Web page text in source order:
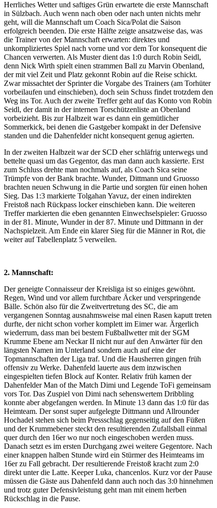
Herrliches Wetter und saftiges Grün erwartete die erste Mannschaft
in Sülzbach. Auch wenn nach oben oder nach unten nichts mehr
geht, will die Mannschaft um Coach Sica/Polat die Saison
erfolgreich beenden. Die erste Hälfte zeigte ansatzweise das, was
die Trainer von der Mannschaft erwarten: direktes und
unkompliziertes Spiel nach vorne und vor dem Tor konsequent die
Chancen verwerten. Als Muster dient das 1:0 durch Robin Seidl,
denn Nick Wirth spielt einen strammen Ball zu Marvin Obenland,
der mit viel Zeit und Platz gekonnt Robin auf die Reise schickt.
Zwar missachtet der Sprinter die Vorgabe des Trainers (am Torhüter
vorbeilaufen und einschieben), doch sein Schuss findet trotzdem den
Weg ins Tor. Auch der zweite Treffer geht auf das Konto von Robin
Seidl, der damit in der internen Torschützenliste an Obenland
vorbeizieht. Bis zur Halbzeit war es dann ein gemütlicher
Sommerkick, bei denen die Gastgeber kompakt in der Defensive
standen und die Dahenfelder nicht konsequent genug agierten.
In der zweiten Halbzeit war der SCD eher schläfrig unterwegs und
bettelte quasi um das Gegentor, das man dann auch kassierte. Erst
zum Schluss drehte man nochmals auf, als Coach Sica seine
Trümpfe von der Bank brachte. Wunder, Dittmann und Gruosso
brachten neuen Schwung in die Partie und sorgten für einen hohen
Sieg. Das 1:3 markierte Tolgahan Yavuz, der einen indirekten
Freistoß nach Rückpass locker einschieben kann. Die weiteren
Treffer markierten die eben genannten Einwechselspieler: Gruosso
in der 81. Minute, Wunder in der 87. Minute und Dittmann in der
Nachspielzeit. Am Ende ein klarer Sieg für die Männer in Rot, die
weiter auf Tabellenplatz 5 verweilen.
2. Mannschaft:
Der geneigte Connaisseur der Kreisliga ist so einiges gewöhnt.
Regen, Wind und vor allem furchtbare Äcker und verspringende
Bälle. Schön also für die Zweitvertretung des SC, die am
vergangenen Sonntag ausnahmsweise mal einen Rasen kaputt treten
durfte, der nicht schon vorher komplett im Eimer war. Ärgerlich
wiederrum, dass man bei bestem Fußballwetter mit der SGM
Krumme Ebene am Neckar II nicht nur auf den Anwärter für den
längsten Namen im Unterland sondern auch auf eine der
Topmannschaften der Liga traf. Und die Hausherren gingen früh
offensiv zu Werke. Dahenfeld lauerte aus dem inzwischen
eingespielten tiefen Block auf Konter. Relativ früh kamen der
Dahenfelder Man of the Match Dimi und Legende ToFi gemeinsam
vors Tor. Das Zuspiel von Dimi nach sehenswertem Dribbling
konnte aber abgefangen werden. In Minute 13 dann das 1:0 für das
Heimteam. Der sonst super aufgelegte Dittmann und Allrounder
Hochadel stehen sich beim Pressschlag gegenseitig auf den Füßen
und der Krummebener steckt den resultierenden Zufallsball einmal
quer durch den 16er wo nur noch eingeschoben werden muss.
Danach setzt es im ersten Durchgang zwei weitere Gegentore. Nach
einer knappen halben Stunde wird ein Stürmer des Heimteams im
16er zu Fall gebracht. Der resultierende Freistoß kracht zum 2:0
direkt unter die Latte. Keeper Luka, chancenlos. Kurz vor der Pause
müssen die Gäste aus Dahenfeld dann auch noch das 3:0 hinnehmen
und trotz guter Defensivleistung geht man mit einem herben
Rückschlag in die Pause.